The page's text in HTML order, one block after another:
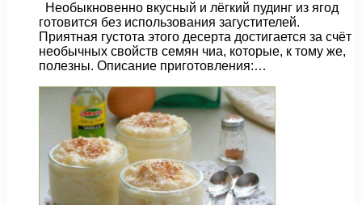
Необыкновенно вкусный и лёгкий пудинг из ягод
готовится без использования загустителей.
Приятная густота этого десерта достигается за счёт
необычных свойств семян чиа, которые, к тому же,
полезны. Описание приготовления:…